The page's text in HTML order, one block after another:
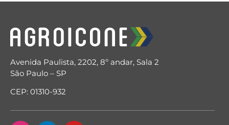
Avenida Paulista, 2202, 8º andar, Sala 2
São Paulo – SP
CEP: 01310-932